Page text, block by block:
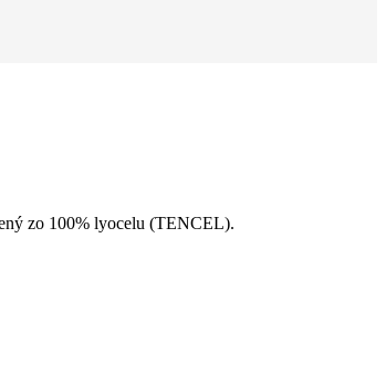
zo 100% lyocelu (TENCEL).